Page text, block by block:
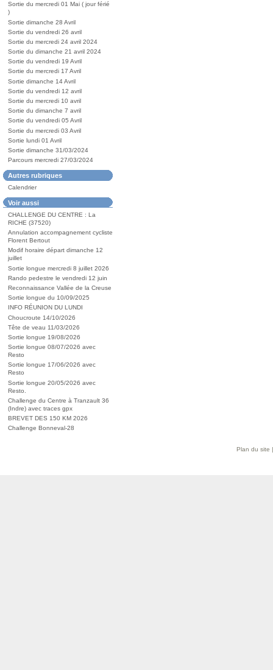
Sortie du mercredi 01 Mai ( jour férié
)
Sortie dimanche 28 Avril
Sortie du vendredi 26 avril
Sortie du mercredi 24 avril 2024
Sortie du dimanche 21 avril 2024
Sortie du vendredi 19 Avril
Sortie du mercredi 17 Avril
Sortie dimanche 14 Avril
Sortie du vendredi 12 avril
Sortie du mercredi 10 avril
Sortie du dimanche 7 avril
Sortie du vendredi 05 Avril
Sortie du mercredi 03 Avril
Sortie lundi 01 Avril
Sortie dimanche 31/03/2024
Parcours mercredi 27/03/2024
Autres rubriques
Calendrier
Voir aussi
CHALLENGE DU CENTRE : La
RICHE (37520)
Annulation accompagnement cycliste
Florent Bertout
Modif horaire départ dimanche 12
juillet
Sortie longue mercredi 8 juillet 2026
Rando pedestre le vendredi 12 juin
Reconnaissance Vallée de la Creuse
Sortie longue du 10/09/2025
INFO RÉUNION DU LUNDI
Choucroute 14/10/2026
Tête de veau 11/03/2026
Sortie longue 19/08/2026
Sortie longue 08/07/2026 avec
Resto
Sortie longue 17/06/2026 avec
Resto
Sortie longue 20/05/2026 avec
Resto.
Challenge du Centre à Tranzault 36
(Indre) avec traces gpx
BREVET DES 150 KM 2026
Challenge Bonneval-28
Plan du site